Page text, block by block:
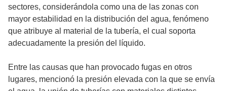
sectores, considerándola como una de las zonas con
mayor estabilidad en la distribución del agua, fenómeno
que atribuye al material de la tubería, el cual soporta
adecuadamente la presión del líquido.
Entre las causas que han provocado fugas en otros
lugares, mencionó la presión elevada con la que se envía